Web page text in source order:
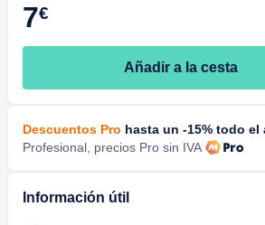
7€
Añadir a la cesta
Descuentos Pro hasta un -15% todo el
Profesional, precios Pro sin IVA
Información útil